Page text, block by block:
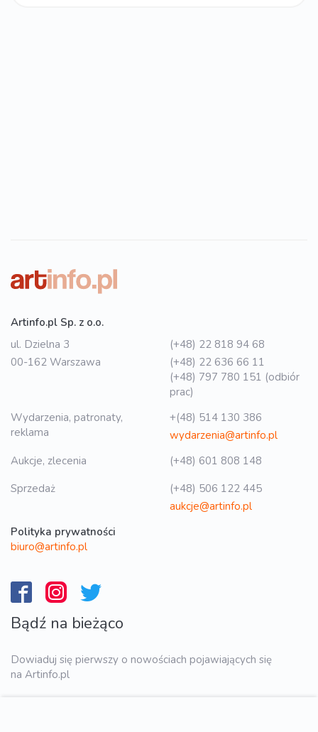
Artinfo.pl Sp. z o.o.
ul. Dzielna 3
00-162 Warszawa
(+48) 22 818 94 68
(+48) 22 636 66 11
(+48) 797 780 151 (odbiór
prac)
Wydarzenia, patronaty,
reklama
+(48) 514 130 386
wydarzenia@artinfo.pl
Aukcje, zlecenia
(+48) 601 808 148
Sprzedaż
(+48) 506 122 445
aukcje@artinfo.pl
Polityka prywatności
biuro@artinfo.pl
Bądź na bieżąco
Dowiaduj się pierwszy o nowościach pojawiających się
na Artinfo.pl